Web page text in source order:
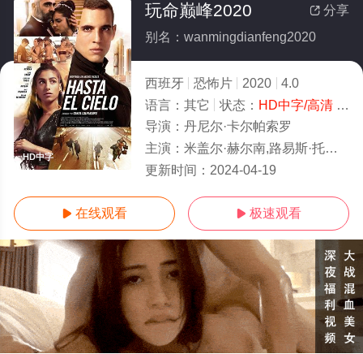
HD中字
 分享
玩命巅峰2020
别名：wanmingdianfeng2020
西班牙 恐怖片 2020
4.0
语言： 其它 状态： HD中字/高清- 免费在线观看
导演： 丹尼尔·卡尔帕索罗
主演： 米盖尔·赫尔南,路易斯·托萨尔,Fernando,Cayo,Asia,Ortega,César,Mateo
更新时间： 2024-04-19
 在线观看  极速观看